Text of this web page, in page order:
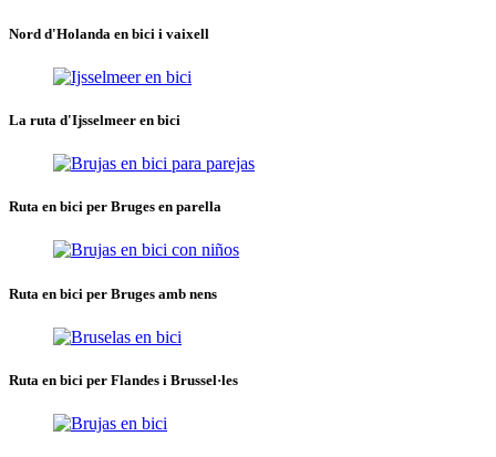
Nord d'Holanda en bici i vaixell
La ruta d'Ijsselmeer en bici
Ruta en bici per Bruges en parella
Ruta en bici per Bruges amb nens
Ruta en bici per Flandes i Brussel·les